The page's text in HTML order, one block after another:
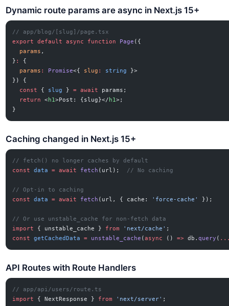
Dynamic route params are async in Next.js 15+
// app/blog/[slug]/page.tsx
export
default async function Page ({
  params
,
} :
{
  params
: Promise<{ slug : string
}>
}) {
  const
{ slug } = await
params;
  return
<h1>Post: {slug}</ h1>;
}
Caching changed in Next.js 15+
// fetch() no longer caches by default
const
data = await fetch (url); // No caching
// Opt-in to caching
const
data = await fetch (url, { cache: 'force-cache' });
// Or use unstable_cache for non-fetch data
import
{ unstable_cache } from 'next/cache' ;
const
getCachedData = unstable_cache (async () => db.query (
API Routes with Route Handlers
// app/api/users/route.ts
import
{ NextResponse } from 'next/server' ;